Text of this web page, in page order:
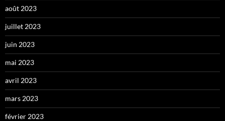
août 2023
juillet 2023
juin 2023
mai 2023
avril 2023
mars 2023
février 2023